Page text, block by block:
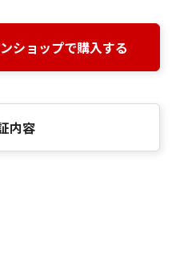
ショップで購入する
内容